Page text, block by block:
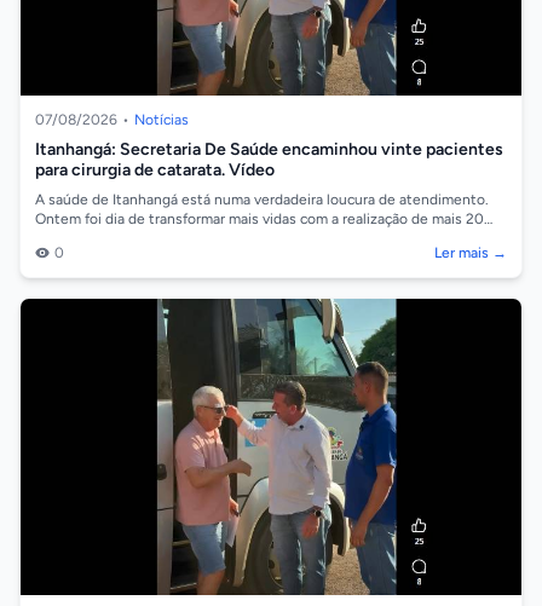
07/08/2026 • Notícias
Itanhangá: Secretaria De Saúde encaminhou vinte pacientes
para cirurgia de catarata. Vídeo
A saúde de Itanhangá está numa verdadeira loucura de atendimento.
Ontem foi dia de transformar mais vidas com a realização de mais 20
0
Ler mais →